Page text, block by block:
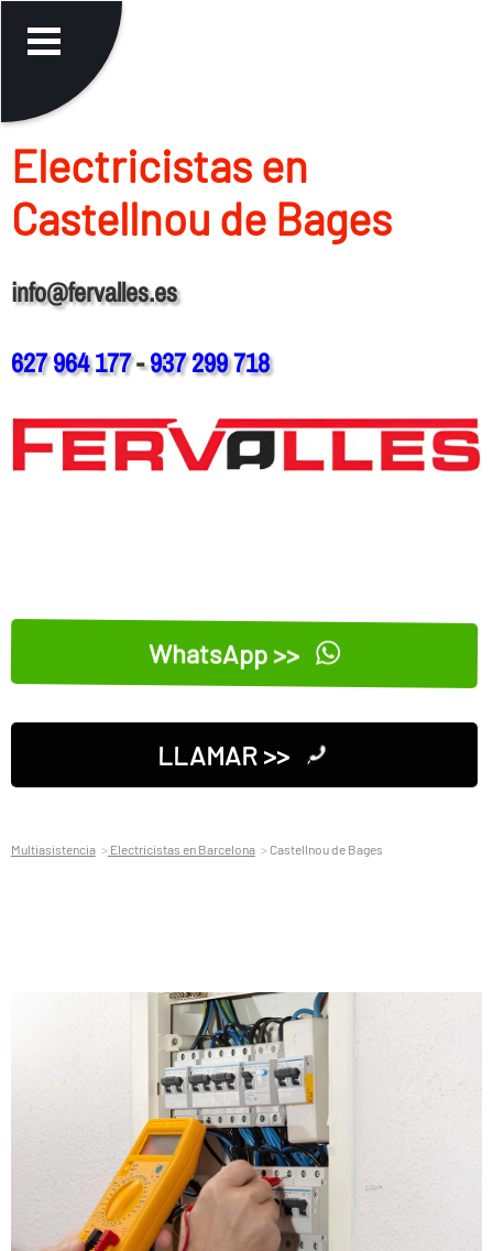
Electricistas en
Castellnou de Bages
info@fervalles.es
627 964 177-937 299 718
WhatsApp >>
LLAMAR >>
Multiasistencia Electricistas en Barcelona Castellnou de Bages